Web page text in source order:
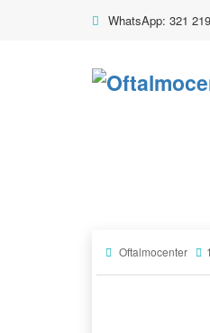
WhatsApp: 321
Oftalmocenter